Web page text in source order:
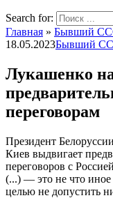
Search for:
Главная » Бывший
18.05.2023Бывший
Лукашенко
переговорам
Президент
Киев выдвигает
переговоров с
(...) — это не что
целью не допустить